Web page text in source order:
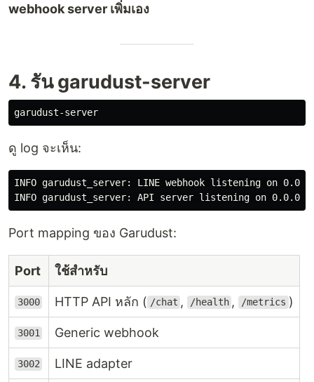
webhook server เพิ่มเอง
4. รัน garudust-server
ดู log จะเห็น:
INFO garudust_server: LINE webhook listening on
Port mapping ของ Garudust:
Port ใช้สำหรับ
3000 HTTP API หลัก ( /chat , /health , /metrics )
3001 Generic webhook
3002 LINE adapter